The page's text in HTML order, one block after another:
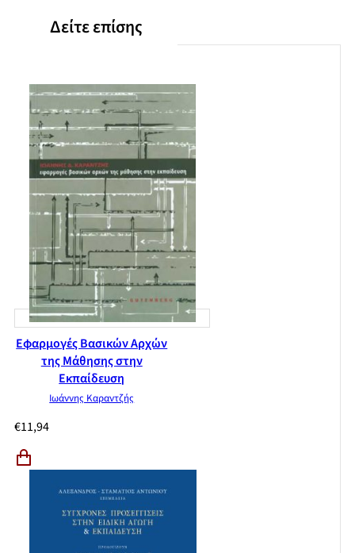
Δείτε επίσης
Εφαρμογές Βασικών Αρχών
της Μάθησης στην
Εκπαίδευση
Ιωάννης Καραντζής
€11,94